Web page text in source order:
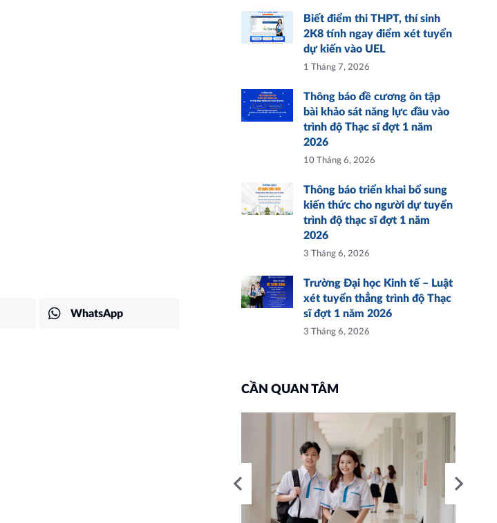
WhatsApp
Biết điểm thi THPT, thí sinh
2K8 tính ngay điểm xét tuyển
dự kiến vào UEL
1 Tháng 7, 2026
Thông báo đề cương ôn tập
bài khảo sát năng lực đầu vào
trình độ Thạc sĩ đợt 1 năm
2026
10 Tháng 6, 2026
Thông báo triển khai bổ sung
kiến thức cho người dự tuyển
trình độ thạc sĩ đợt 1 năm
2026
3 Tháng 6, 2026
Trường Đại học Kinh tế – Luật
xét tuyển thẳng trình độ Thạc
sĩ đợt 1 năm 2026
3 Tháng 6, 2026
CẦN QUAN TÂM